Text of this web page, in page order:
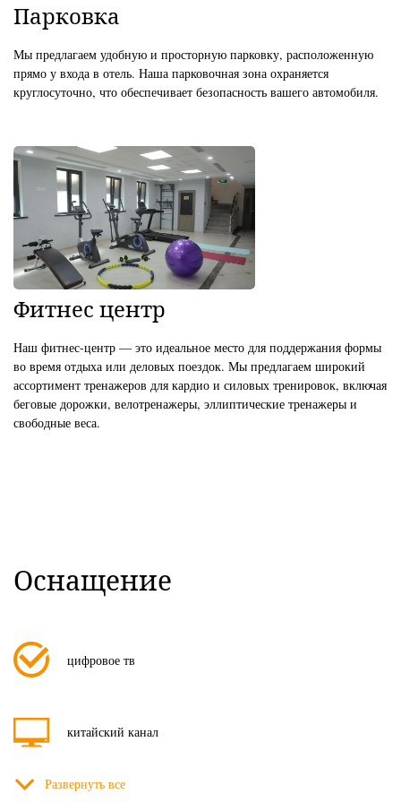
Парковка
Мы предлагаем удобную и просторную парковку, расположенную
прямо у входа в отель. Наша парковочная зона охраняется
круглосуточно, что обеспечивает безопасность вашего автомобиля.
Фитнес центр
Наш фитнес-центр — это идеальное место для поддержания формы
во время отдыха или деловых поездок. Мы предлагаем широкий
ассортимент тренажеров для кардио и силовых тренировок, включая
беговые дорожки, велотренажеры, эллиптические тренажеры и
свободные веса.
Оснащение
цифровое тв
китайский канал
Развернуть все